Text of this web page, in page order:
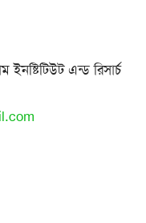
ইনষ্টিটিউট এন্ড রিসার্চ